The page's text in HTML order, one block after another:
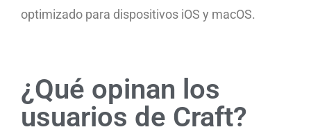
optimizado para dispositivos iOS y macOS.
¿Qué opinan los
usuarios de Craft?